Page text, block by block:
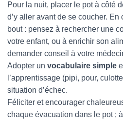
Pour la nuit, placer le pot à côté
d’y aller avant de se coucher. En
bout : pensez à rechercher une
votre enfant, ou à enrichir son
demander conseil à votre
Adopter un vocabulaire simple
l’apprentissage (pipi, pour,
situation d’échec.
Féliciter et encourager
chaque évacuation dans le pot ;